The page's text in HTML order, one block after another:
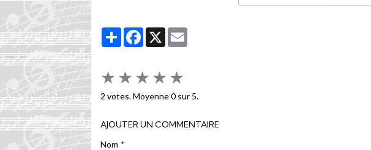
PartagerFacebook
X
★ ★ ★ ★ ★
2 votes. Moyenne0 sur 5.
AJOUTER UN COMMENTAIRE
Nom